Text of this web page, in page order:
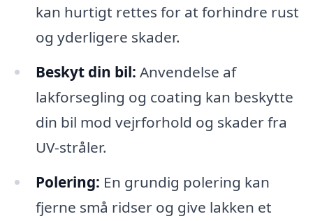
kan hurtigt rettes for at forhindre rust
og yderligere skader.
Beskyt din bil: Anvendelse af
lakforsegling og coating kan beskytte
din bil mod vejrforhold og skader fra
UV-stråler.
Polering: En grundig polering kan
fjerne små ridser og give lakken et